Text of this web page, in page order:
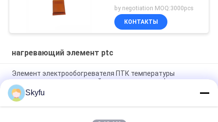
by negotiation MOQ:3000pcs
КОНТАКТЫ
нагревающий элемент ptc
Элемент электрообогревателя ПТК температуры
постоянного керамический с изолированным фильмом
Навощите нагревающий элемент 1 ПТК - керамический
нагревающий элемент 5000охмс с фильмом изоляции
Skyfu